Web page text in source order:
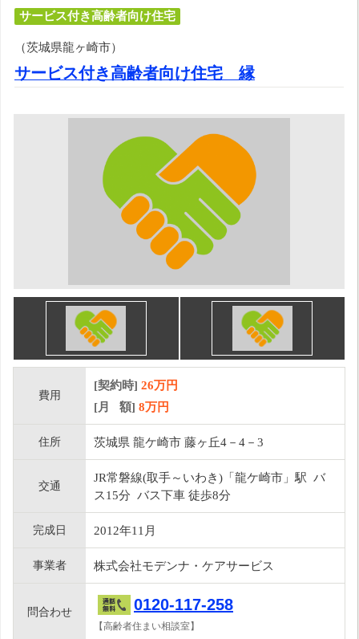
サービス付き高齢者向け住宅
（茨城県龍ヶ崎市）
サービス付き高齢者向け住宅 縁
費用
[契約時] 26万円
[月 額] 8万円
住所 茨城県 龍ケ崎市 藤ヶ丘4－4－3
交通
JR常磐線(取手～いわき)「龍ケ崎市」駅 バ
ス15分 バス下車 徒歩8分
完成日 2012年11月
事業者 株式会社モデンナ・ケアサービス
問合わせ 0120-117-258
【高齢者住まい相談室】